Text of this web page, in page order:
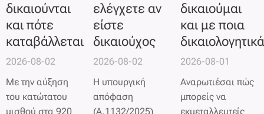
δικαιούνται
και πότε
καταβάλλεται
2026-08-02
Με την αύξηση
του κατώτατου
μισθού στα 920
ελέγχετε αν
είστε
δικαιούχος
2026-08-02
Η υπουργική
απόφαση
(Α.1132/2025)
δικαιούμαι
και με ποια
δικαιολογητικά
2026-08-01
Αναρωτιέσαι πώς
μπορείς να
εκμεταλλευτείς